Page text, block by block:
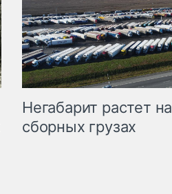
Негабарит растет на
сборных грузах